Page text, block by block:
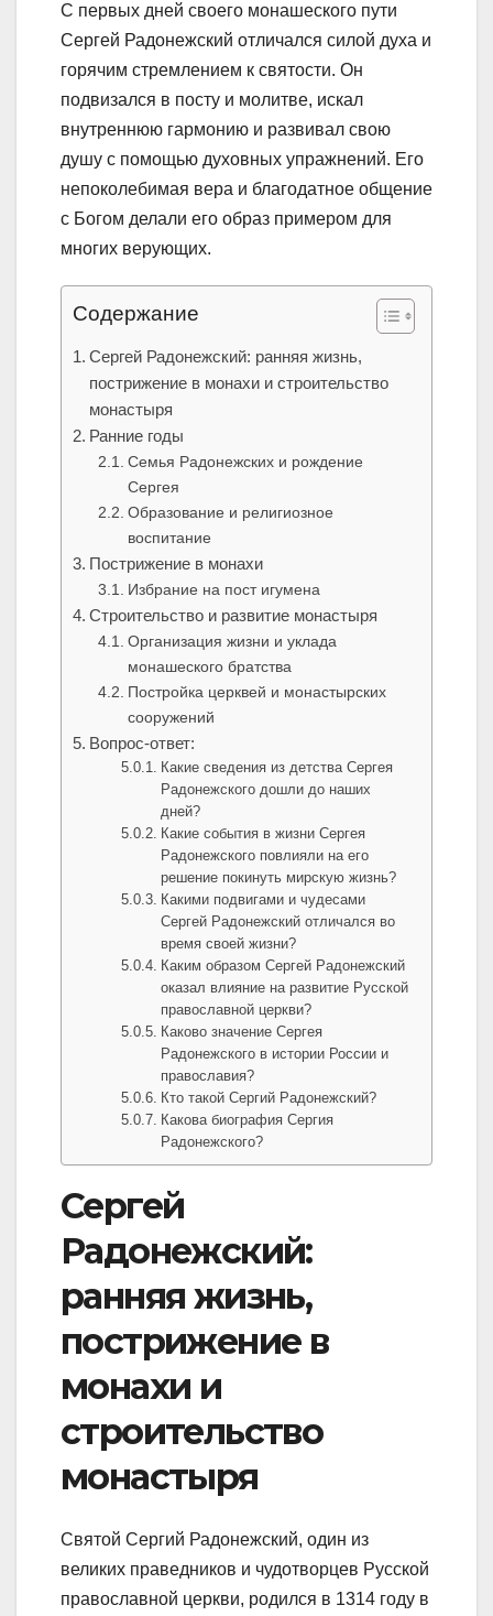
С первых дней своего монашеского пути
Сергей Радонежский отличался силой духа и
горячим стремлением к святости. Он
подвизался в посту и молитве, искал
внутреннюю гармонию и развивал свою
душу с помощью духовных упражнений. Его
непоколебимая вера и благодатное общение
с Богом делали его образ примером для
многих верующих.
Содержание
Сергей Радонежский: ранняя жизнь,
пострижение в монахи и строительство
монастыря
Ранние годы
Семья Радонежских и рождение
Сергея
Образование и религиозное
воспитание
Пострижение в монахи
Избрание на пост игумена
Строительство и развитие монастыря
Организация жизни и уклада
монашеского братства
Постройка церквей и монастырских
сооружений
Вопрос-ответ:
Какие сведения из детства Сергея
Радонежского дошли до наших
дней?
Какие события в жизни Сергея
Радонежского повлияли на его
решение покинуть мирскую жизнь?
Какими подвигами и чудесами
Сергей Радонежский отличался во
время своей жизни?
Каким образом Сергей Радонежский
оказал влияние на развитие Русской
православной церкви?
Каково значение Сергея
Радонежского в истории России и
православия?
Кто такой Сергий Радонежский?
Какова биография Сергия
Радонежского?
Сергей
Радонежский:
ранняя жизнь,
пострижение в
монахи и
строительство
монастыря
Святой Сергий Радонежский, один из
великих праведников и чудотворцев Русской
православной церкви, родился в 1314 году в